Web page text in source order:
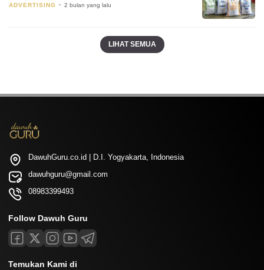
ADVERTISING 2 bulan yang lalu
LIHAT SEMUA
DawuhGuru.co.id | D.I. Yogyakarta, Indonesia
dawuhguru@gmail.com
08983399493
Follow Dawuh Guru
Temukan Kami di